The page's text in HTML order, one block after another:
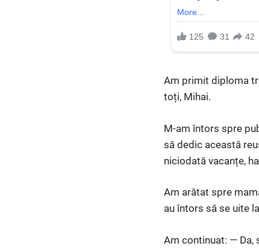
Am primit diploma
toți, Mihai.
M-am întors spre
să dedic această
niciodată vacanțe,
Am arătat spre
au întors să se uite
Am continuat: — Da,